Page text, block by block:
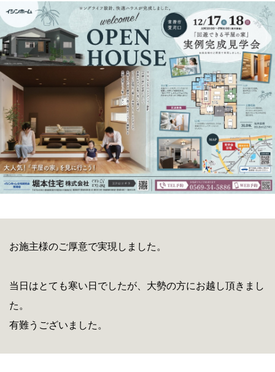
お施主様のご厚意で実現しました。
当日はとても寒い日でしたが、大勢の方にお越し頂きまし
た。
有難うございました。